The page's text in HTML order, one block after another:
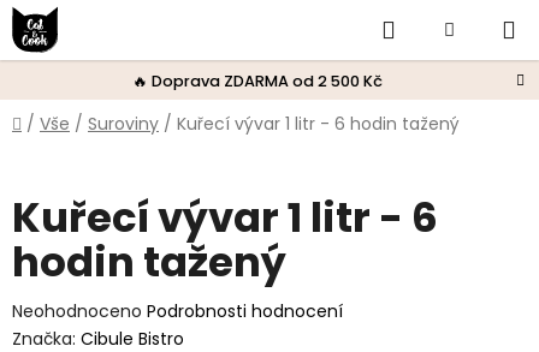
Přejít
na
obsah
🔥 Doprava ZDARMA od 2 500 Kč
HledatNákupní
košík
Domů
/ Vše / Suroviny / Kuřecí vývar 1 litr - 6 hodin tažený
Kuřecí vývar 1 litr - 6
hodin tažený
Průměrné
hodnocení
Neohodnoceno Podrobnosti hodnocení
Značka: Cibule Bistro